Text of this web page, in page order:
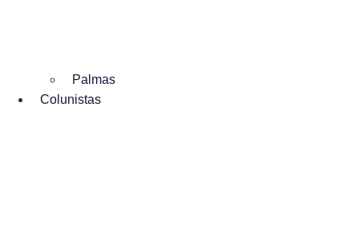
Palmas
Colunistas